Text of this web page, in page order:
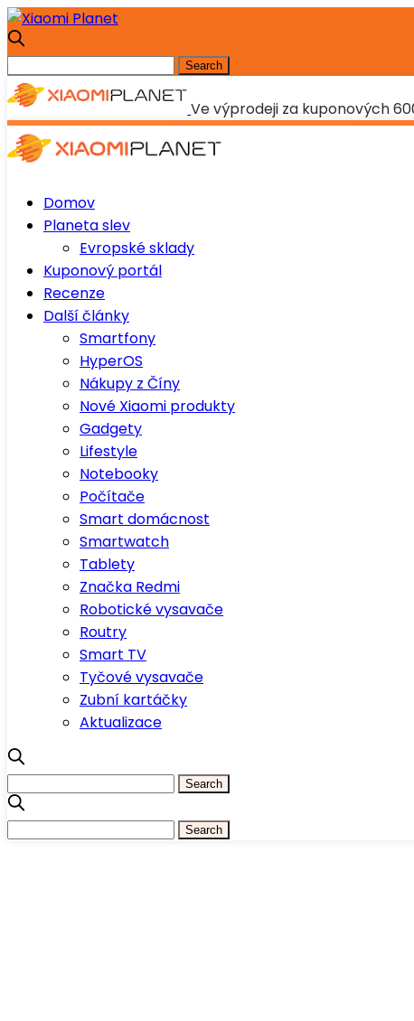
Ve výprodeji za kuponových
Domov
Planeta slev
Evropské sklady
Kuponový portál
Recenze
Další články
Smartfony
HyperOS
Nákupy z Číny
Nové Xiaomi produkty
Gadgety
Lifestyle
Notebooky
Počítače
Smart domácnost
Smartwatch
Tablety
Značka Redmi
Robotické vysavače
Routry
Smart TV
Tyčové vysavače
Zubní kartáčky
Aktualizace